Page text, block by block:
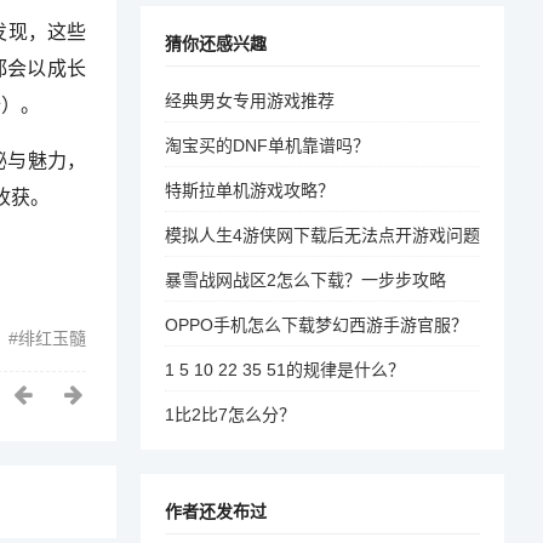
现，这些
会以成长
。
魅力，
。
绯红玉髓
猜你还感兴趣
经典男女专用游戏推荐
淘宝买的DNF单机靠谱吗？
特斯拉单机游戏攻略？
模拟人生4游侠网下载后无法点开游戏问题
暴雪战网战区2怎么下载？一步步攻略
OPPO手机怎么下载梦幻西游手游官服？
1 5 10 22 35 51的规律是什么？
1比2比7怎么分？
作者还发布过